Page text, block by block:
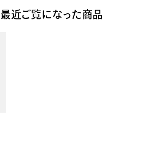
最近ご覧になった商品